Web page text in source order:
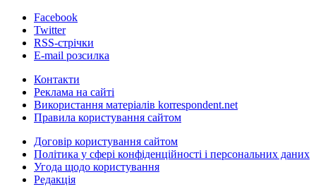
Facebook
Twitter
RSS-стрічки
E-mail розсилка
Контакти
Реклама на сайті
Використання матеріалів korrespondent.net
Правила користування сайтом
Договір користування сайтом
Політика у сфері конфіденційності і персональних даних
Угода щодо користування
Редакція